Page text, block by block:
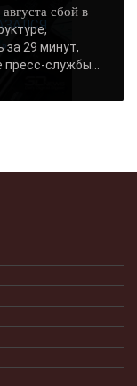
сбой в
за 29 минут,
службы...